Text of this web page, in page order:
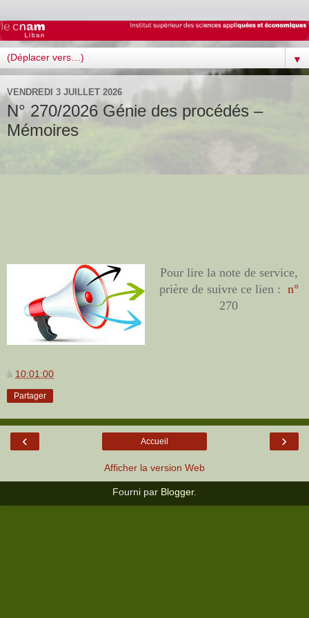
▼
VENDREDI 3 JUILLET 2026
N° 270/2026 Génie des procédés –
Mémoires
Pour lire la note de service,
prière de suivre ce lien : n°
270
à 10:01:00
Partager
‹ ›
Accueil
Afficher la version Web
Fourni par Blogger.